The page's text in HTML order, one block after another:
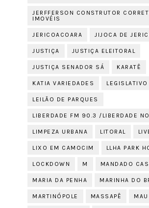
JERFFERSON CONSTRUTOR
IMOVÉIS
JERICOACOARA JIJOCA DE
JUSTIÇA JUSTIÇA ELEITORAL
JUSTIÇA SENADOR SÁ KARATÊ
KATIA VARIEDADES
LEILÃO DE PARQUES
LIBERDADE FM 90.3 /LIBERDADE
LIMPEZA URBANA LITORAL
LIXO EM CAMOCIM LLHA PARK
LOCKDOWN M MANDADO
MARIA DA PENHA MARINHA DO
MARTINÓPOLE MASSAPÊ